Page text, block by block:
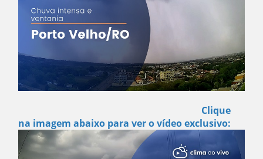
Clique
na imagem abaixo para ver o vídeo exclusivo: